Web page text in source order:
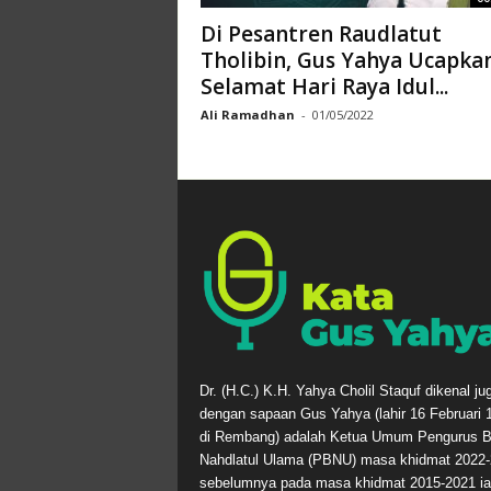
Di Pesantren Raudlatut
Tholibin, Gus Yahya
Selamat Hari Raya Idul...
Ali Ramadhan - 01/05/2022
Dr. (H.C.) K.H. Yahya Cholil Staquf dikenal
dengan sapaan Gus Yahya (lahir 16 Februari
di Rembang) adalah Ketua Umum Pengurus
Nahdlatul Ulama (PBNU) masa khidmat 2022-
sebelumnya pada masa khidmat 2015-2021 ia